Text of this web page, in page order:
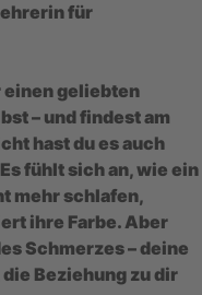
für
geliebten
– und findest am
hast du es auch
fühlt sich an, wie ein
mehr schlafen,
ihre Farbe. Aber
Schmerzes – deine
Beziehung zu dir